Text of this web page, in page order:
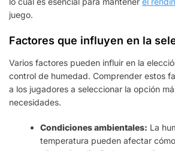
juego.
Factores que influyen en la
Varios factores pueden influir en la
control de humedad. Comprender estos
a los jugadores a seleccionar la opción
necesidades.
Condiciones ambientales: La
temperatura pueden afectar